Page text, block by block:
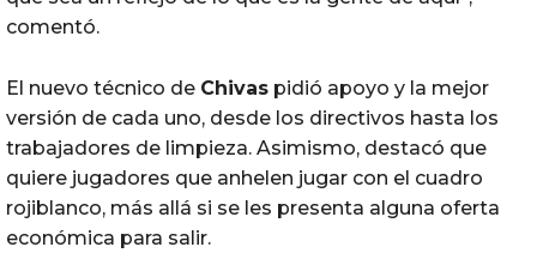
comentó.
El nuevo técnico de Chivas pidió apoyo y la mejor
versión de cada uno, desde los directivos hasta los
trabajadores de limpieza. Asimismo, destacó que
quiere jugadores que anhelen jugar con el cuadro
rojiblanco, más allá si se les presenta alguna oferta
económica para salir.